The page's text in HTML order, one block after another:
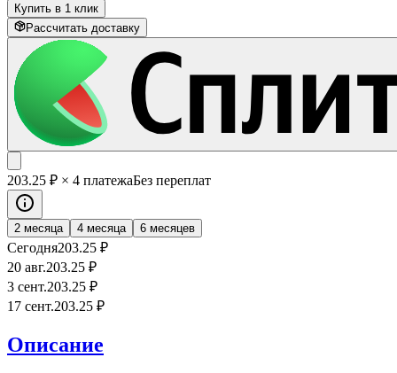
Купить в 1 клик
Рассчитать доставку
203.25 ₽ × 4 платежаБез переплат
2 месяца 4 месяца 6 месяцев
Сегодня203.25 ₽
20 авг.203.25 ₽
3 сент.203.25 ₽
17 сент.203.25 ₽
Описание